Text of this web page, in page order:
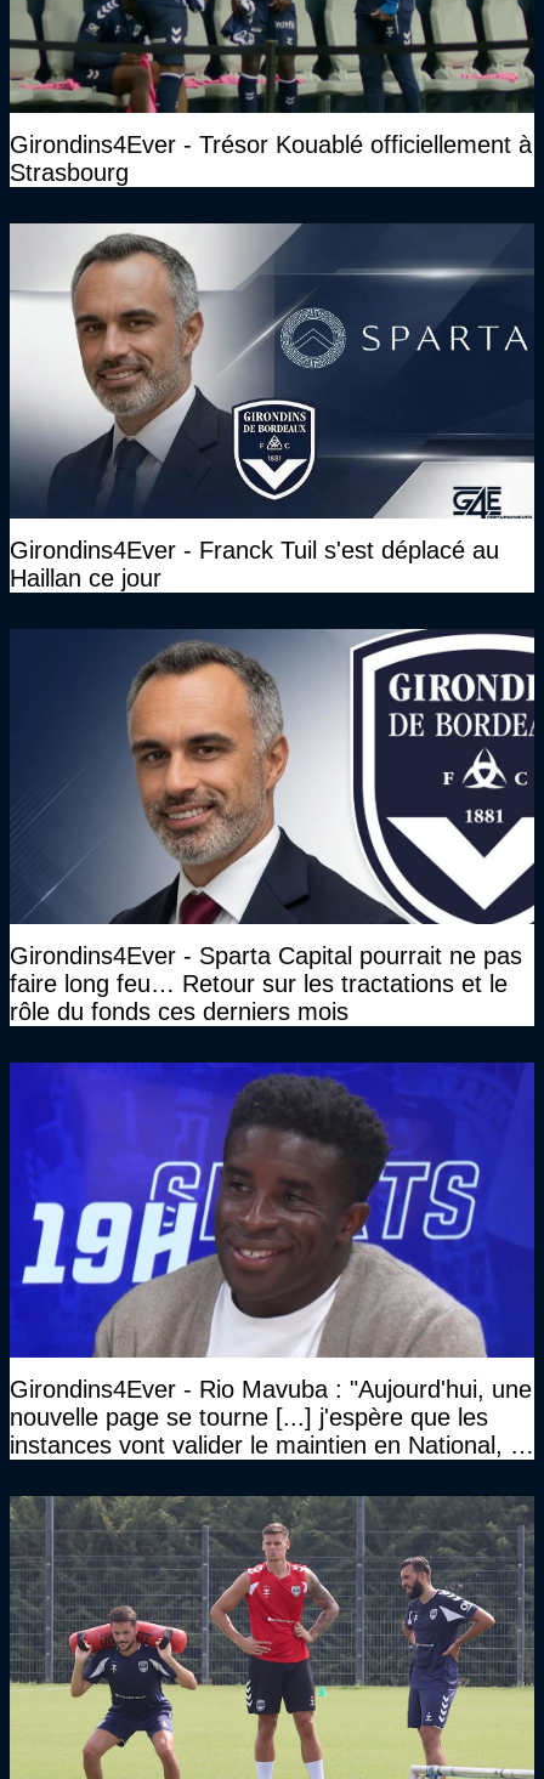
Girondins4Ever - Trésor Kouablé officiellement à
Strasbourg
Girondins4Ever - Franck Tuil s'est déplacé au
Haillan ce jour
Girondins4Ever - Sparta Capital pourrait ne pas
faire long feu… Retour sur les tractations et le
rôle du fonds ces derniers mois
Girondins4Ever - Rio Mavuba : "Aujourd'hui, une
nouvelle page se tourne [...] j'espère que les
instances vont valider le maintien en National, et
haut niveau"